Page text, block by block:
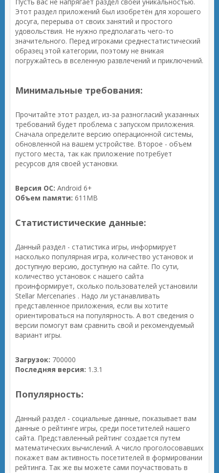
Этот раздел приложений был изобретён для хорошего
досуга, перерыва от своих занятий и простого
удовольствия. Не нужно предполагать чего-то
значительного. Перед игроками среднестатистический
образец этой категории, поэтому не вникая
погружайтесь в вселенную развлечений и приключений.
Минимальные требования:
Прочитайте этот раздел, из-за разногласий указанных
требований будет проблема с запуском приложения.
Сначала определите версию операционной системы,
обновленной на вашем устройстве. Второе - объем
пустого места, так как приложение потребует
ресурсов для своей установки.
Версия ОС: Android 6+
Объем памяти: 611MB
Статистистические данные:
Данный раздел - статистика игры, информирует
насколько популярная игра, количество установок и
доступную версию, доступную на сайте. По сути,
количество установок с нашего сайта
проинформирует, сколько пользователей установили
Stellar Mercenaries . Надо ли устанавливать
представленное приложения, если вы хотите
ориентироваться на популярность. А вот сведения о
версии помогут вам сравнить свой и рекомендуемый
вариант игры.
Загрузок: 700000
Последняя версия: 1.3.1
Популярность:
Данный раздел - социальные данные, показывает вам
данные о рейтинге игры, среди посетителей нашего
сайта. Представленный рейтинг создается путем
математических вычислений. А число проголосовавших
покажет вам активность посетителей в формировании
рейтинга. Так же вы можете сами поучаствовать в